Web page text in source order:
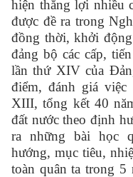
hiện thắng lợi nhiều
được đề ra trong
đồng thời, khởi
đảng bộ các cấp,
lần thứ XIV của
điểm, đánh giá
XIII, tổng kết 40
đất nước theo định
ra những bài học
hướng, mục tiêu,
toàn quân ta trong